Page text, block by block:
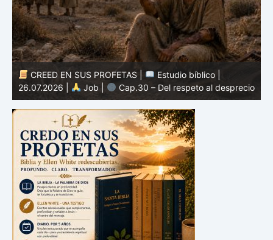
CREED EN SUS PROFETAS |
Estudio bíblico |
25.07.2026 |
Job |
Cap.29 – El recuerdo de tiempos
mejores